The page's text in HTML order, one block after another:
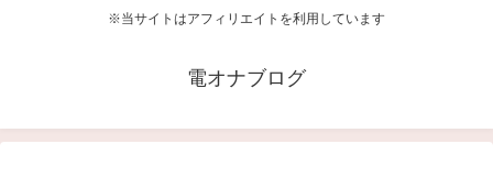
※当サイトはアフィリエイトを利用しています
電オナブログ